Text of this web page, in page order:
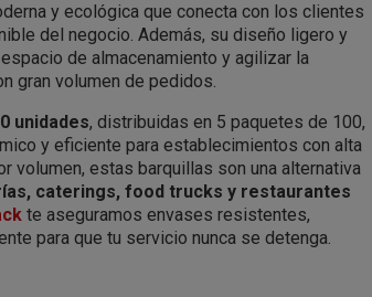
y ecológica que conecta con los clientes
del negocio. Además, su diseño ligero y
de almacenamiento y agilizar la
gran volumen de pedidos.
unidades, distribuidas en 5 paquetes de 100,
y eficiente para establecimientos con alta
volumen, estas barquillas son una alternativa
caterings, food trucks y restaurantes
te aseguramos envases resistentes,
para que tu servicio nunca se detenga.